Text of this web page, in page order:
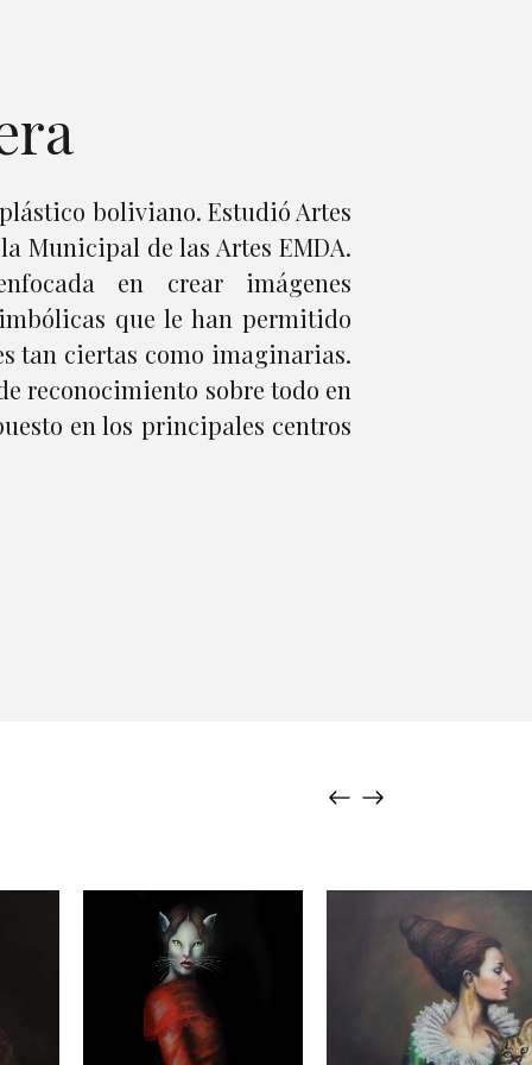
boliviano. Estudió Artes
Municipal de las Artes EMDA.
en crear imágenes
que le han permitido
tan ciertas como imaginarias.
reconocimiento sobre todo en
en los principales centros